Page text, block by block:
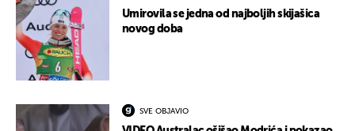
Umirovila se jedna od najboljih skijašica
novog doba
SVE OBJAVIO